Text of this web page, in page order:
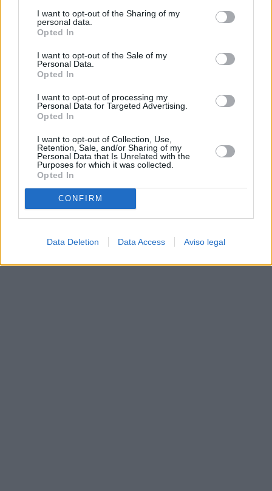
de su consentimiento, pero usted tiene el derecho de
rechazar tal procesamiento. Sus preferencias se aplicarán
cualquier momento entrando de nuevo en este sitio web o
visitando nuestra política de privacidad.
I want to opt-out of the Sharing of my
personal data.
Opted In
I want to opt-out of the Sale of my
Personal Data.
Opted In
I want to opt-out of processing my
Personal Data for Targeted Advertising.
Opted In
I want to opt-out of Collection, Use,
Retention, Sale, and/or Sharing of my
Personal Data that Is Unrelated with the
Purposes for which it was collected.
Opted In
CONFIRM
Data Deletion Data Access Aviso legal